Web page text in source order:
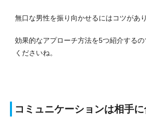
無口な男性を振り向かせるにはコツがあり
効果的なアプローチ方法を5つ紹介する
くださいね。
コミュニケーションは相手